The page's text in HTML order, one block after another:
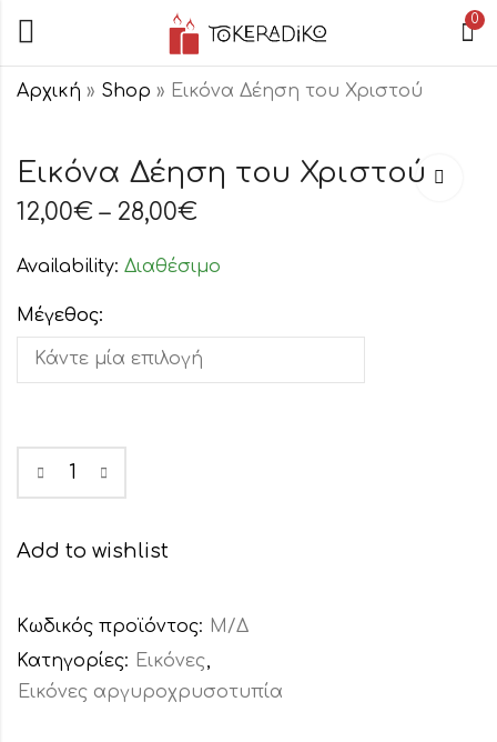
0
Αρχική » Shop » Εικόνα Δέηση του Χριστού
Εικόνα Άγιος
Στέφανος
Εικόνα Άγιες
Σαράντα
Εικόνα Δέηση του Χριστού
12,00€ – 28,00€
Availability: Διαθέσιμο
Μέγεθος:
Add to wishlist
Κωδικός προϊόντος: Μ/Δ
Κατηγορίες: Εικόνες,
Εικόνες αργυροχρυσοτυπία